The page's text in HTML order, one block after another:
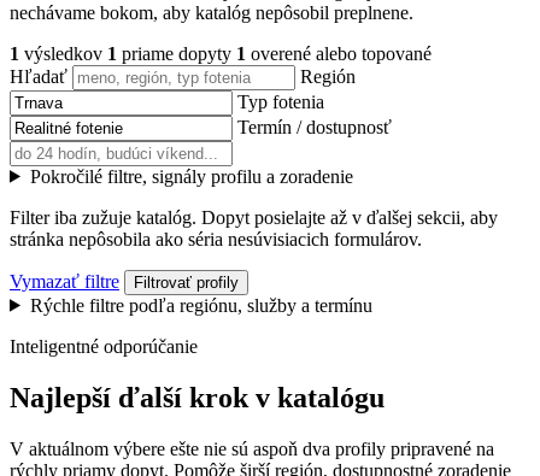
nechávame bokom, aby katalóg nepôsobil preplnene.
1 výsledkov 1 priame dopyty 1 overené alebo topované
Hľadať
Región
Typ fotenia
Termín / dostupnosť
Pokročilé filtre, signály profilu a zoradenie
Filter iba zužuje katalóg. Dopyt posielajte až v ďalšej sekcii, aby
stránka nepôsobila ako séria nesúvisiacich formulárov.
Vymazať filtre Filtrovať profily
Rýchle filtre podľa regiónu, služby a termínu
Inteligentné odporúčanie
Najlepší ďalší krok v katalógu
V aktuálnom výbere ešte nie sú aspoň dva profily pripravené na
rýchly priamy dopyt. Pomôže širší región, dostupnostné zoradenie